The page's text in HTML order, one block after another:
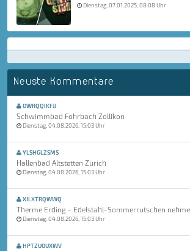
Dienstag, 07.01.2025, 08:08 Uhr
Neuste Kommentare
OWRQQIKFJJ
Schwimmbad Fohrbach Zollikon
Dienstag, 04.08.2026, 15:03 Uhr
YLSHGLZSMS
Hallenbad Altstetten Zürich
Dienstag, 04.08.2026, 15:03 Uhr
XJLXTRQWWQ
Therme Erding - Edelstahl-Sommerrutschen
Dienstag, 04.08.2026, 15:03 Uhr
HPTZUOUXWV